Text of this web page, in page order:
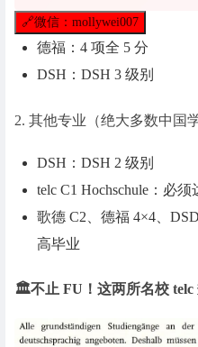
🔗微信：mollywei007
德福：4 项全 5 分
DSH：DSH 3 级别
2. 其他专业（绝大多数中国
DSH：DSH 2 级别
telc C1 Hochschule：必须
歌德 C2、德福 4×4、
高毕业
🏛️不止 FU！这两所名校 telc